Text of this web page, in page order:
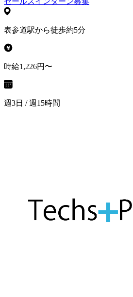
表参道駅から徒歩約5分
時給1,226円〜
週3日 / 週15時間